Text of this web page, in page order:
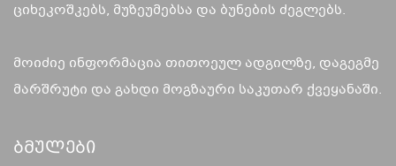
ციხეკოშკებს, მუზეუმებსა და ბუნების ძეგლებს.
მოიძიე ინფორმაცია თითოეულ ადგილზე, დაგეგმე
მარშრუტი და გახდი მოგზაური საკუთარ ქვეყანაში.
Ბმულები